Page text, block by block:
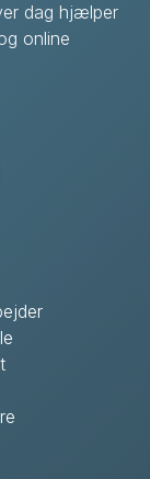
dag hjælper
online